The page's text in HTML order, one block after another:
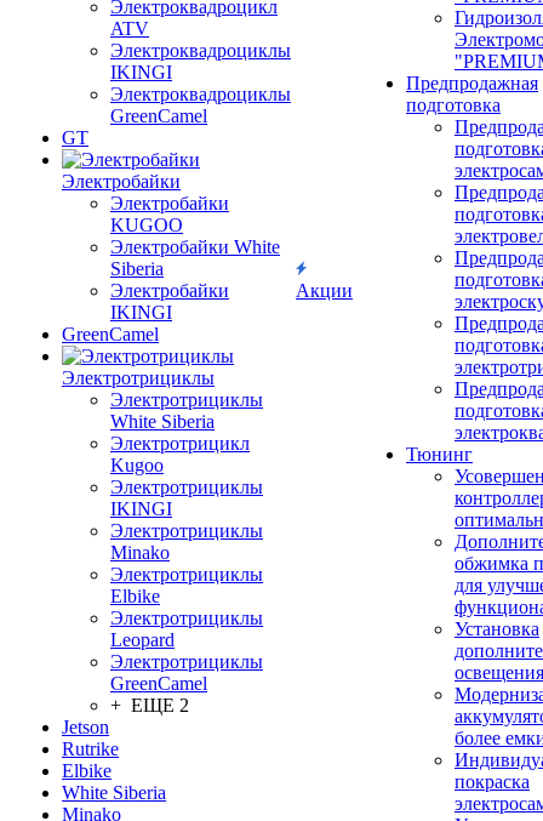
Электроквадроцикл
ATV
Электроквадроциклы
IKINGI
Электроквадроциклы
GreenCamel
GT
Электробайки
Электробайки
KUGOO
Электробайки White
Siberia
Электробайки
IKINGI
GreenCamel
Электротрициклы
Электротрициклы
White Siberia
Электротрицикл
Kugoo
Электротрициклы
IKINGI
Электротрициклы
Minako
Электротрициклы
Elbike
Электротрициклы
Leopard
Электротрициклы
GreenCamel
+ ЕЩЕ 2
Jetson
Rutrike
Elbike
White Siberia
Minako
Акции
Предпродажная
подготовка
Тюнинг
обжимка
для
Установка
освещения
более
покраска